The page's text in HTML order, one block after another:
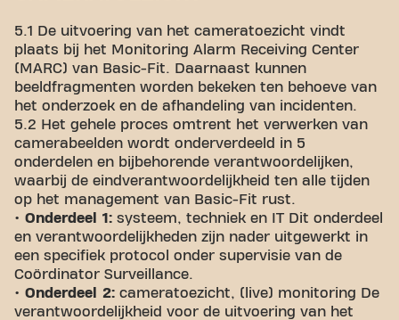
5.1 De uitvoering van het cameratoezicht vindt
plaats bij het Monitoring Alarm Receiving Center
(MARC) van Basic-Fit. Daarnaast kunnen
beeldfragmenten worden bekeken ten behoeve van
het onderzoek en de afhandeling van incidenten.
5.2 Het gehele proces omtrent het verwerken van
camerabeelden wordt onderverdeeld in 5
onderdelen en bijbehorende verantwoordelijken,
waarbij de eindverantwoordelijkheid ten alle tijden
op het management van Basic-Fit rust.
• Onderdeel 1: systeem, techniek en IT Dit onderdeel
en verantwoordelijkheden zijn nader uitgewerkt in
een specifiek protocol onder supervisie van de
Coördinator Surveillance.
• Onderdeel 2: cameratoezicht, (live) monitoring De
verantwoordelijkheid voor de uitvoering van het